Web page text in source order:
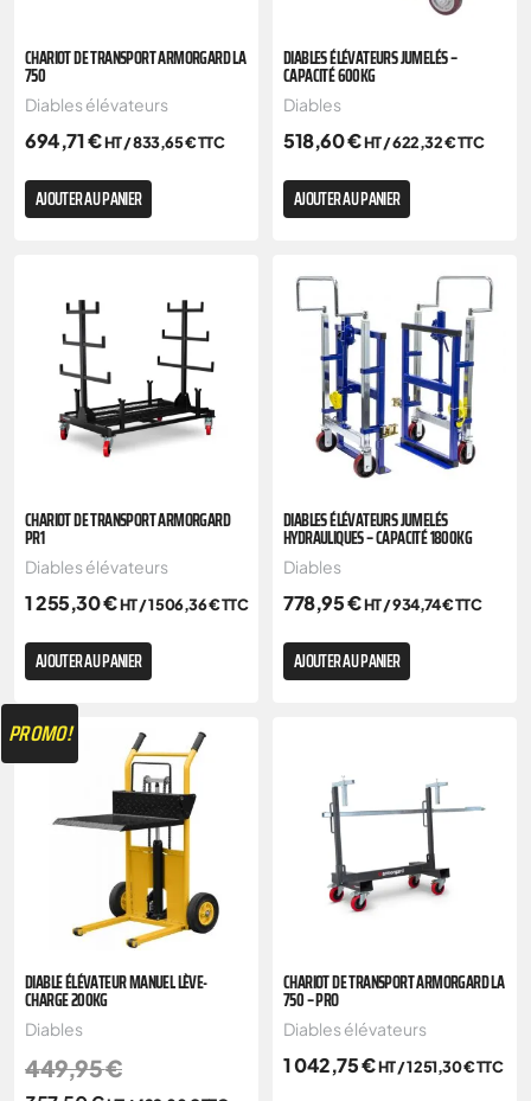
CHARIOT DE TRANSPORT ARMORGARD LA
750
Diables élévateurs
694,71€HT /833,65€TTC
AJOUTER AU PANIER
DIABLES ÉLÉVATEURS JUMELÉS –
CAPACITÉ 600KG
Diables
518,60€HT /622,32€TTC
AJOUTER AU PANIER
CHARIOT DE TRANSPORT ARMORGARD
PR1
Diables élévateurs
1 255,30€HT /1 506,36€TTC
AJOUTER AU PANIER
DIABLES ÉLÉVATEURS JUMELÉS
HYDRAULIQUES – CAPACITÉ 1800KG
Diables
778,95€HT /934,74€TTC
AJOUTER AU PANIER
PROMO!
DIABLE ÉLÉVATEUR MANUEL LÈVE-
CHARGE 200KG
Diables
449,95€
CHARIOT DE TRANSPORT ARMORGARD LA
750 – PRO
Diables élévateurs
1 042,75€HT /1 251,30€TTC